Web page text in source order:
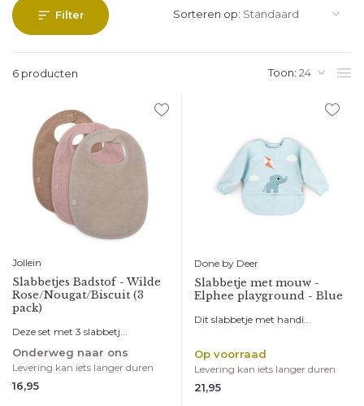
Filter
6 producten Toon:
Sorteren op:
Jollein
Slabbetjes Badstof - Wilde
Rose/Nougat/Biscuit (3
pack)
Deze set met 3 slabbetj...
Onderweg naar ons
Levering kan iets langer duren
16,95
Done by Deer
Slabbetje met mouw -
Elphee playground - Blue
Dit slabbetje met handi...
Op voorraad
Levering kan iets langer duren
21,95